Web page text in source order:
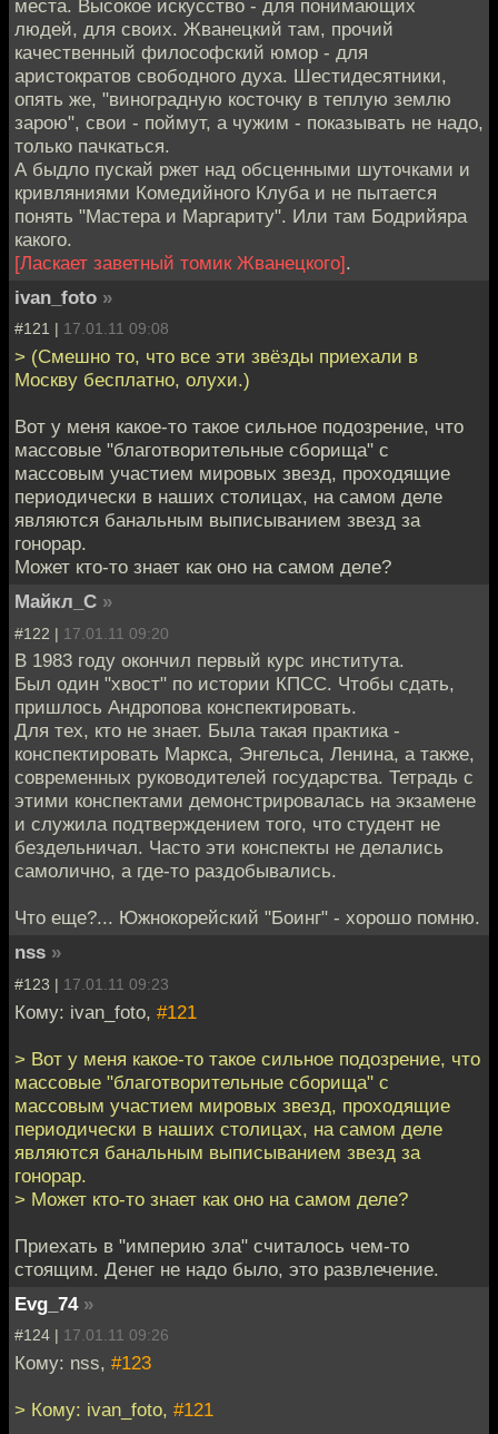
места. Высокое искусство - для понимающих
людей, для своих. Жванецкий там, прочий
качественный философский юмор - для
аристократов свободного духа. Шестидесятники,
опять же, "виноградную косточку в теплую землю
зарою", свои - поймут, а чужим - показывать не надо,
только пачкаться.
А быдло пускай ржет над обсценными шуточками и
кривляниями Комедийного Клуба и не пытается
понять "Мастера и Маргариту". Или там Бодрийяра
какого.
[Ласкает заветный томик Жванецкого].
ivan_foto »
#121 | 17.01.11 09:08
> (Смешно то, что все эти звёзды приехали в
Москву бесплатно, олухи.)
Вот у меня какое-то такое сильное подозрение, что
массовые "благотворительные сборища" с
массовым участием мировых звезд, проходящие
периодически в наших столицах, на самом деле
являются банальным выписыванием звезд за
гонорар.
Может кто-то знает как оно на самом деле?
Майкл_С »
#122 | 17.01.11 09:20
В 1983 году окончил первый курс института.
Был один "хвост" по истории КПСС. Чтобы сдать,
пришлось Андропова конспектировать.
Для тех, кто не знает. Была такая практика -
конспектировать Маркса, Энгельса, Ленина, а также,
современных руководителей государства. Тетрадь с
этими конспектами демонстрировалась на экзамене
и служила подтверждением того, что студент не
бездельничал. Часто эти конспекты не делались
самолично, а где-то раздобывались.
Что еще?... Южнокорейский "Боинг" - хорошо помню.
nss »
#123 | 17.01.11 09:23
Кому: ivan_foto, #121
> Вот у меня какое-то такое сильное подозрение, что
массовые "благотворительные сборища" с
массовым участием мировых звезд, проходящие
периодически в наших столицах, на самом деле
являются банальным выписыванием звезд за
гонорар.
> Может кто-то знает как оно на самом деле?
Приехать в "империю зла" считалось чем-то
стоящим. Денег не надо было, это развлечение.
Evg_74 »
#124 | 17.01.11 09:26
Кому: nss, #123
> Кому: ivan_foto, #121